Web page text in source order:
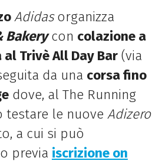
Adidasorganizza
Bakerycon colazione a
Trivè All Day Bar(via
da una corsa fino
dove, al The Running
testare le nuove Adizero
a cui si può
previa iscrizione on